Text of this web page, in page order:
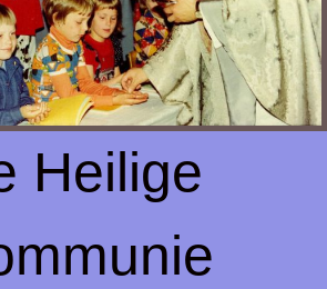
Heilige